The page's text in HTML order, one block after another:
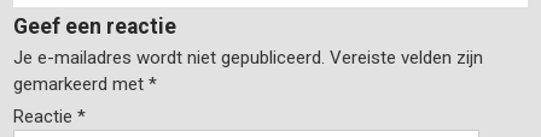
Geef een reactie
Je e-mailadres wordt niet gepubliceerd. Vereiste velden zijn
gemarkeerd met*
Reactie*